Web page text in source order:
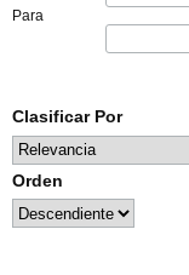
Para
Clasificar Por
Orden